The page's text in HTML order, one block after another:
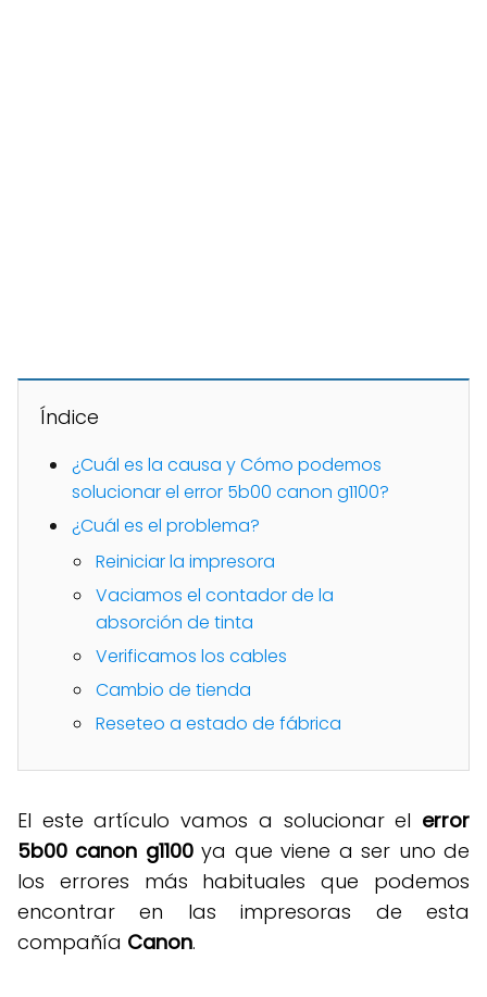
Índice
¿Cuál es la causa y Cómo podemos
solucionar el error 5b00 canon g1100?
¿Cuál es el problema?
Reiniciar la impresora
Vaciamos el contador de la
absorción de tinta
Verificamos los cables
Cambio de tienda
Reseteo a estado de fábrica
El este artículo vamos a solucionar el error
5b00 canon g1100ya que viene a ser uno de
los errores más habituales que podemos
encontrar en las impresoras de esta
compañía Canon.